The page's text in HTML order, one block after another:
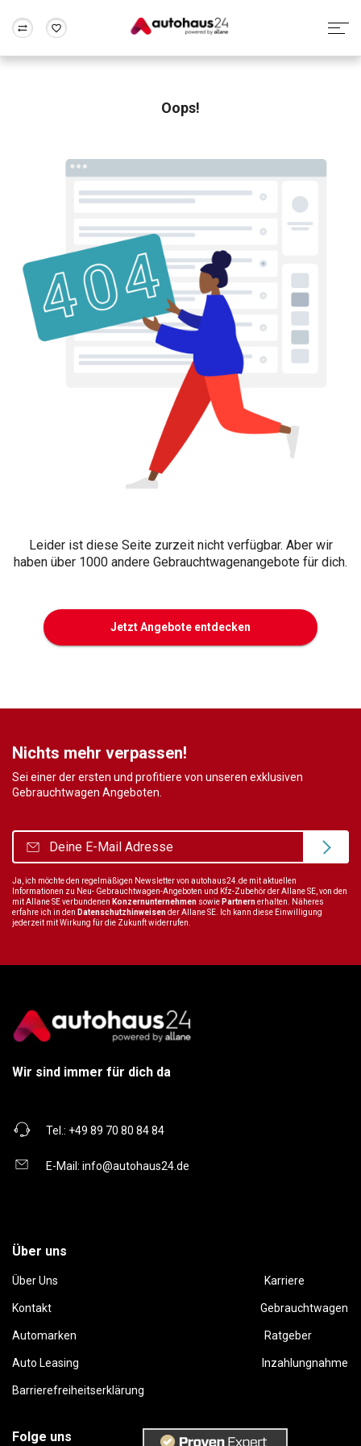
Rund um die Inzahlungnahme
Oops!
Leider ist diese Seite zurzeit nicht verfügbar. Aber wir
haben über 1000 andere Gebrauchtwagenangebote für dich.
Jetzt Angebote entdecken
Nichts mehr verpassen!
Sei einer der ersten und profitiere von unseren exklusiven
Gebrauchtwagen Angeboten.
Ja, ich möchte den regelmäßigen Newsletter von autohaus24.de mit aktuellen
Informationen zu Neu- Gebrauchtwagen-Angeboten und Kfz-Zubehör der Allane SE, von den
mit Allane SE verbundenen Konzernunternehmen sowie Partnernerhalten. Näheres
erfahre ich in den Datenschutzhinweisender Allane SE. Ich kann diese Einwilligung
jederzeit mit Wirkung für die Zukunft widerrufen.
Wir sind immer für dich da
Tel.: +49 89 70 80 84 84
E-Mail: info@autohaus24.de
Über uns
Über Uns Karriere
Kontakt Gebrauchtwagen
Automarken Ratgeber
Auto Leasing Inzahlungnahme
Barrierefreiheitserklärung
Folge uns